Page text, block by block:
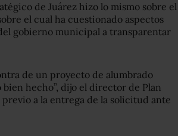
de Juárez hizo lo mismo sobre el
el cual ha cuestionado aspectos
gobierno municipal a transparentar
de un proyecto de alumbrado
hecho”, dijo el director de Plan
a la entrega de la solicitud ante